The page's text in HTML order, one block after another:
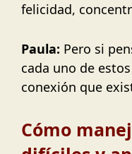
felicidad,
Paula: Pero si
cada uno de
conexión que
Cómo